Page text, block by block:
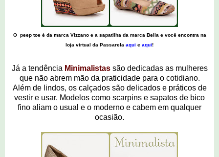
O peep toe é da marca Vizzano e a sapatilha da marca Bella e você encontra na
loja virtual da Passarela aqui e aqui!
Já a tendência Minimalistassão dedicadas as mulheres
que não abrem mão da praticidade para o cotidiano.
Além de lindos, os calçados são delicados e práticos de
vestir e usar. Modelos como scarpins e sapatos de bico
fino aliam o usual e o moderno e cabem em qualquer
ocasião.